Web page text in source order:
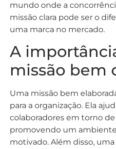
mundo onde a
missão clara pode ser o
uma marca no mercado.
A
missão bem
Uma missão bem
para a organização. Ela
colaboradores em torno
promovendo um
motivado. Além disso,